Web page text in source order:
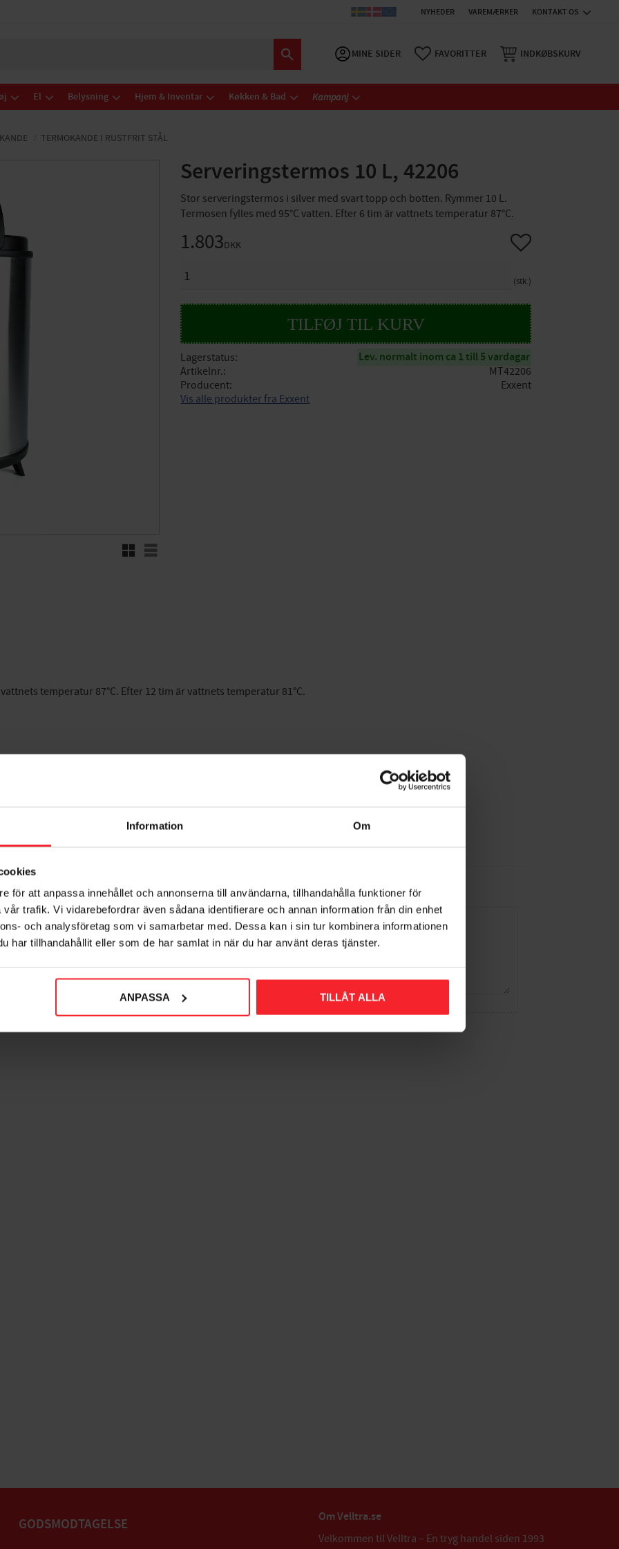
Information Om
för att anpassa innehållet och annonserna till användarna, tillhandahålla funktioner för
trafik. Vi vidarebefordrar även sådana identifierare och annan information från din enhet
och analysföretag som vi samarbetar med. Dessa kan i sin tur kombinera informationen
har tillhandahållit eller som de har samlat in när du har använt deras tjänster.
ANPASSA TILLÅT ALLA
NYHEDER VAREMÆRKER KONTAKT OS
MINE SIDER FAVORITTER INDKØBSKURV
El Belysning Hjem & Inventar Køkken & Bad Kampanj
TERMOKANDE I RUSTFRIT STÅL
Serveringstermos 10 L, 42206
Stor serveringstermos i silver med svart topp och botten. Rymmer 10 L.​
Termosen fylles med 95°C vatten. Efter 6 tim är vattnets temperatur 87°C.
RutenettListe
1.803DKK
stk.
Gem som favorit
Lagerstatus Lev. normalt inom ca 1 till 5 vardagar
Artikelnr.
MT42206
Producent
Exxent
Vis alle produkter fra Exxent
temperatur 87°C. Efter 12 tim är vattnets temperatur 81°C.
GODSMODTAGELSE Om Velltra.se
Velkommen til Velltra – En tryg handel siden 1993